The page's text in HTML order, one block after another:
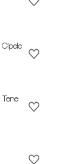
Cipele
Tene